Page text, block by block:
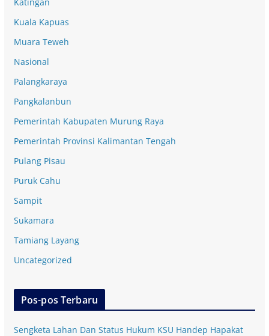
Kuala Kapuas
Muara Teweh
Nasional
Palangkaraya
Pangkalanbun
Pemerintah Kabupaten Murung Raya
Pemerintah Provinsi Kalimantan Tengah
Pulang Pisau
Puruk Cahu
Sampit
Sukamara
Tamiang Layang
Uncategorized
Pos-pos Terbaru
Sengketa Lahan Dan Status Hukum KSU Handep Hapakat